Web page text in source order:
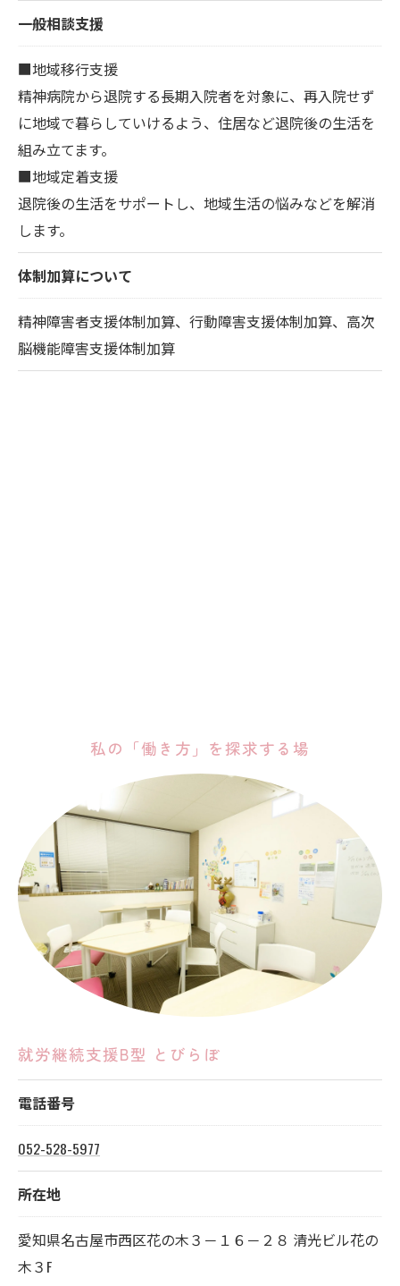
一般相談支援
■地域移行支援
精神病院から退院する長期入院者を対象に、再入院せず
に地域で暮らしていけるよう、住居など退院後の生活を
組み立てます。
■地域定着支援
退院後の生活をサポートし、地域生活の悩みなどを解消
します。
体制加算について
精神障害者支援体制加算、行動障害支援体制加算、高次
脳機能障害支援体制加算
私の「働き方」を探求する場
就労継続支援B型 とびらぼ
電話番号
052-528-5977
所在地
愛知県名古屋市西区花の木３－１６－２８ 清光ビル花の
木３F